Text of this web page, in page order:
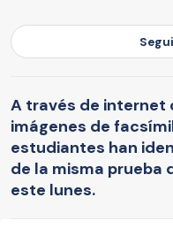
A través de internet
imágenes de
estudiantes han
de la misma prueba
este lunes.